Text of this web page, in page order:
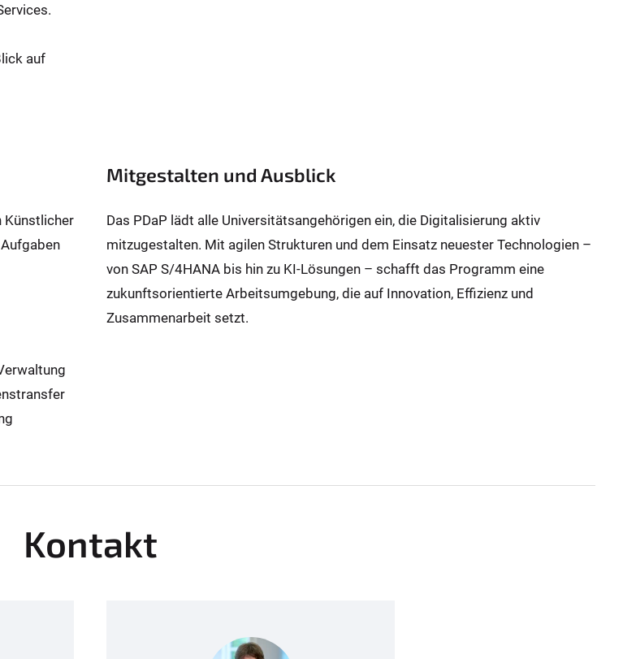
auf
Künstlicher
Mitgestalten und Ausblick
Das PDaP lädt alle Universitätsangehörigen ein, die Digitalisierung aktiv
mitzugestalten. Mit agilen Strukturen und dem Einsatz neuester Technologien –
von SAP S/4HANA bis hin zu KI-Lösungen – schafft das Programm eine
zukunftsorientierte Arbeitsumgebung, die auf Innovation, Effizienz und
Zusammenarbeit setzt.
Kontakt